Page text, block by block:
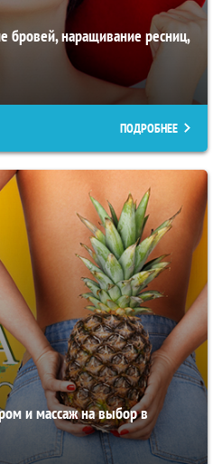
бровей, наращивание ресниц,
ПОДРОБНЕЕ
и массаж на выбор в